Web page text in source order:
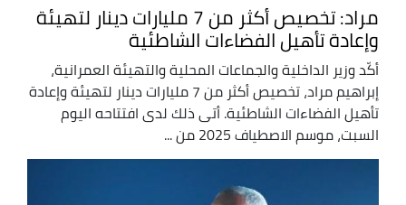
مراد: تخصيص أكثر من 7 مليارات دينار لتهيئة
وإعادة تأهيل الفضاءات الشاطئية
أكّد وزير الداخلية والجماعات المحلية والتهيئة العمرانية،
إبراهيم مراد، تخصيص أكثر من 7 مليارات دينار لتهيئة وإعادة
تأهيل الفضاءات الشاطئية. أتى ذلك لدى افتتاحه اليوم
السبت، موسم الاصطياف 2025 من ...